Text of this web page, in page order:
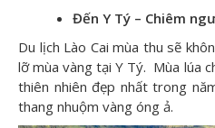
Đến Y Tý – Chiêm
Du lịch Lào Cai mùa thu sẽ
lỡ mùa vàng tại Y Tý. Mùa lúa
thiên nhiên đẹp nhất trong
thang nhuộm vàng óng ả.